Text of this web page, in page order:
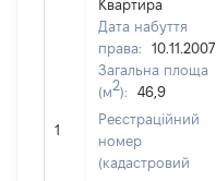
1
Квартира
Дата набуття
права:
10.11.2007
Загальна площа
(м2):
46,9
Реєстраційний
номер
(кадастровий